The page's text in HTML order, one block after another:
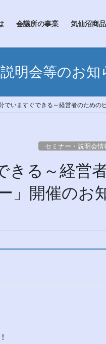
会議所の事業 気仙沼商
明会等のお知
でいますぐできる～経営者のため
セミナー・説明会情
きる～経営
」開催のお